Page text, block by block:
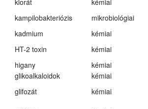
klorát
kémiai
kampilobakteriózis
mikrobiológiai
kadmium
kémiai
HT-2 toxin
kémiai
higany
kémiai
glikoalkaloidok
kémiai
glifozát
kémiai